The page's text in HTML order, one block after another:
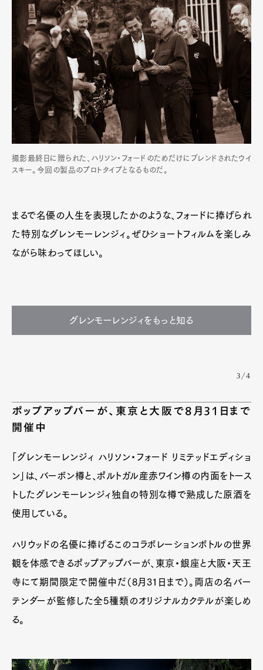
撮影最終日に贈られた、ハリソン・フォードのためだけにブレンドされたウイ
スキー。今回の製品のプロトタイプとなるものだ。
まるで名優の人生を表現したかのような、フォードに捧げられ
た特別なグレンモーレンジィ。ぜひショートフィルムを楽しみ
ながら味わってほしい。
グレンモーレンジィをもっと知る
3/4
ポップアップバーが、東京と大阪で8月31日まで
開催中
「グレンモーレンジィ ハリソン・フォード リミテッドエディショ
ン」は、バーボン樽と、ポルトガル産赤ワイン樽の内面をトース
トしたグレンモーレンジィ独自の特別な樽で熟成した原酒を
使用している。
ハリウッドの名優に捧げるこのコラボレーションボトルの世界
観を体感できるポップアップバーが、東京・銀座と大阪・天王
寺にて期間限定で開催中だ（8月31日まで）。両店の名バー
テンダーが監修した全5種類のオリジナルカクテルが楽しめ
る。